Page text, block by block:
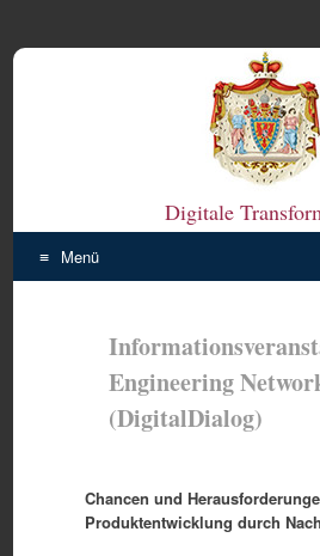
Digitale
Menü
Engineering
(DigitalDialog)
Chancen und
Produktentwicklung durch